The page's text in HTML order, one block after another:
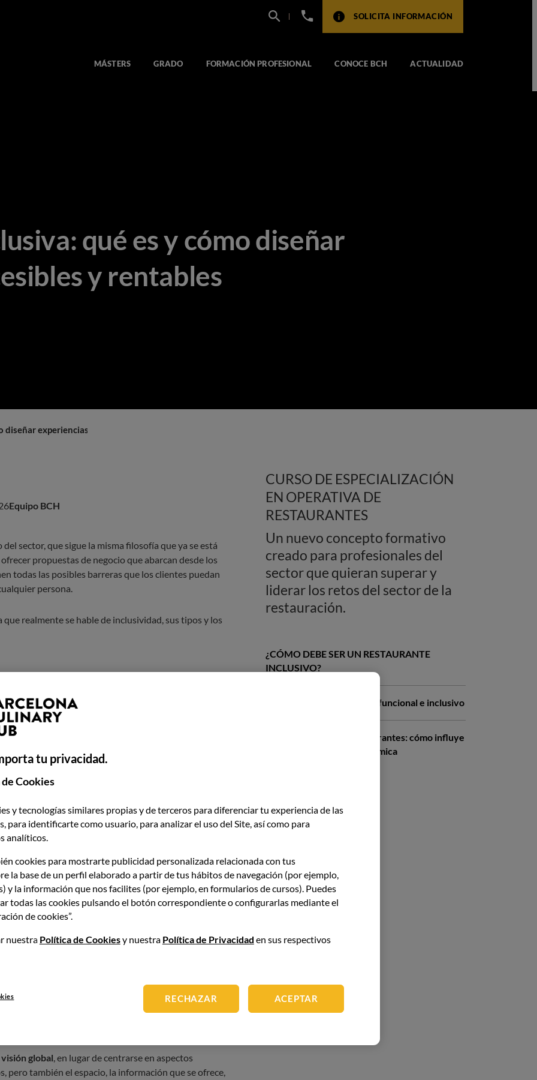
+34
SOLICITA INFORMACIÓN
MÁSTERS GRADO FORMACIÓN PROFESIONAL CONOCE BCH ACTUALIDAD
qué es y cómo diseñar
y rentables
experiencias accesibles y rentables
Equipo BCH
sector, que sigue la misma filosofía que ya se está
propuestas de negocio que abarcan desde los
todas las posibles barreras que los clientes puedan
persona.
realmente se hable de inclusividad, sus tipos y los
inclusiva?
en la accesibilidad
necesidades o preferencias alimentarias, capacidades
gastronómica segura y satisfactoria.
como ya se suele hacer en la actualidad. Por
alergias. En la cocina inclusiva, de lo que se trata es de
ello, tanto la planificación, los protocolos como la
que se refleja en la carta; la
accesibilidad
y la formación del equipo, que tendrá mayores
modo, la diversidad no se lleva a cabo para cumplir
del negocio.
inclusiva y cocina
modificar recetas o técnicas
para adaptarlas a una
o cambiar una textura. Es una respuesta operativa
global, en lugar de centrarse en aspectos
pero también el espacio, la información que se ofrece,
CURSO DE ESPECIALIZACIÓN
EN OPERATIVA DE
RESTAURANTES
Un nuevo concepto formativo
creado para profesionales del
sector que quieran superar y
liderar los retos del sector de la
restauración.
¿CÓMO DEBE SER UN RESTAURANTE
INCLUSIVO?
Cocinas adaptadas: diseño funcional e inclusivo
Diseño sensorial en restaurantes: cómo influye
en la experiencia gastronómica
tu privacidad.
Cookies
y tecnologías similares propias y de terceros para diferenciar tu experiencia de las
para identificarte como usuario, para analizar el uso del Site, así como para
analíticos.
cookies para mostrarte publicidad personalizada relacionada con tus
la base de un perfil elaborado a partir de tus hábitos de navegación (por ejemplo,
y la información que nos facilites (por ejemplo, en formularios de cursos). Puedes
todas las cookies pulsando el botón correspondiente o configurarlas mediante el
de cookies”.
nuestra Política de Cookiesy nuestra Política de Privacidad en sus respectivos
RECHAZAR ACEPTAR